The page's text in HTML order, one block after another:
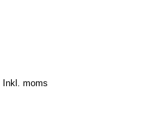
Inkl. moms